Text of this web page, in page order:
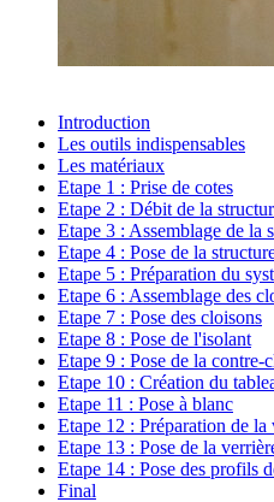
Introduction
Les outils indispensables
Les matériaux
Etape 1 : Prise de cotes
Etape 2 : Débit de la
Etape 3 : Assemblage de la
Etape 4 : Pose de la
Etape 5 : Préparation du
Etape 6 : Assemblage des
Etape 7 : Pose des cloisons
Etape 8 : Pose de l'isolant
Etape 9 : Pose de la contre-
Etape 10 : Création du
Etape 11 : Pose à blanc
Etape 12 : Préparation de la
Etape 13 : Pose de la
Etape 14 : Pose des profils
Final